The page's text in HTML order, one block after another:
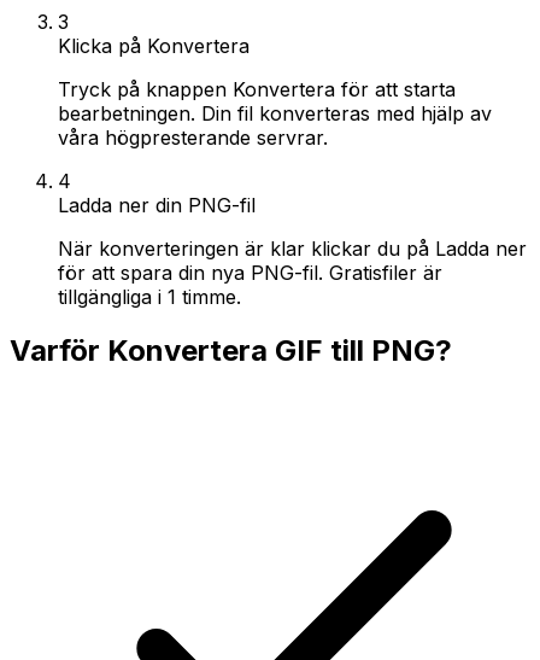
3
Klicka på Konvertera
Tryck på knappen Konvertera för att starta
bearbetningen. Din fil konverteras med hjälp av
våra högpresterande servrar.
4
Ladda ner din PNG-fil
När konverteringen är klar klickar du på Ladda ner
för att spara din nya PNG-fil. Gratisfiler är
tillgängliga i 1 timme.
Varför Konvertera GIF till PNG?